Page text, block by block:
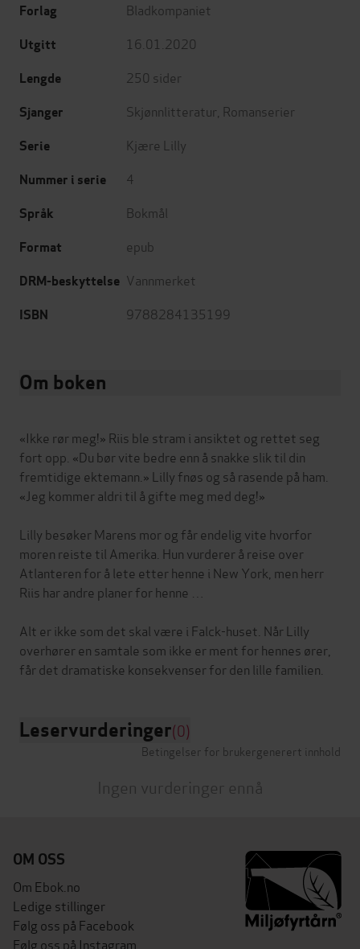
Forlag Bladkompaniet
Utgitt 16.01.2020
Lengde 250 sider
Sjanger Skjønnlitteratur Romanserier
Serie Kjære Lilly
Nummer i serie 4
Språk Bokmål
Format epub
DRM-beskyttelse Vannmerket
ISBN 9788284135199
Om boken
«Ikke rør meg!» Riis ble stram i ansiktet og rettet seg
fort opp. «Du bør vite bedre enn å snakke slik til din
fremtidige ektemann.» Lilly fnøs og så rasende på ham.
«Jeg kommer aldri til å gifte meg med deg!»
Lilly besøker Marens mor og får endelig vite hvorfor
moren reiste til Amerika. Hun vurderer å reise over
Atlanteren for å lete etter henne i New York, men herr
Riis har andre planer for henne …
Alt er ikke som det skal være i Falck-huset. Når Lilly
overhører en samtale som ikke er ment for hennes ører,
Leservurderinger(0)
Betingelser for brukergenerert innhold
Ingen vurderinger ennå
OM OSS
Om Ebok.no
Ledige stillinger
Følg oss på Facebook
Følg oss på Instagram